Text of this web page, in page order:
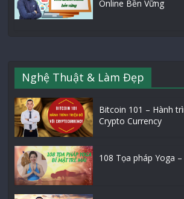
Online Bền Vững
Nghệ Thuật & Làm Đẹp
Bitcoin 101 – Hành
Crypto Currency
108 Tọa pháp Yoga